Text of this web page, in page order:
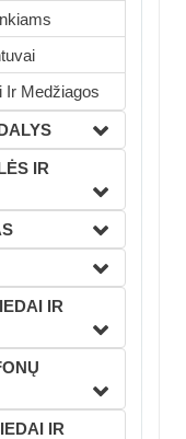
Ir Medžiagos
IR
IR
IR